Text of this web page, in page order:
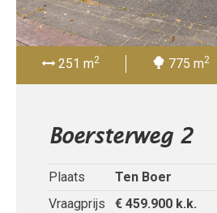
251 m2 775 m2
Boersterweg 2
Plaats
Ten Boer
Vraagprijs
€ 459.900 k.k.